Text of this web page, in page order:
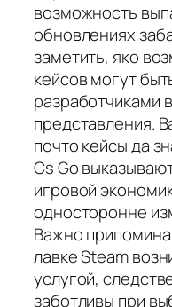
возможность
обновлениях
заметить, яко
кейсов могут
разработчиками
представления.
почто кейсы да
Cs Go
игровой
односторонне
Важно
лавке Steam
услугой,
заботливы при